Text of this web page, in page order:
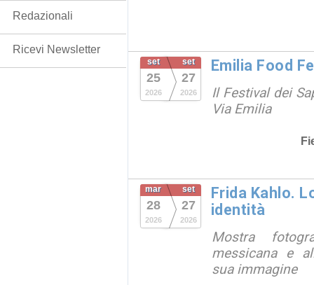
set
25
2026
set
27
2026
Emilia Food
Il Festival dei
Via Emilia
mar
28
2026
set
27
2026
Frida Kahlo.
identità
Mostra
messicana e
sua immagine
Redazionali
Ricevi Newsletter